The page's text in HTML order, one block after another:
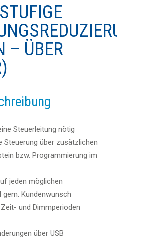
– ÜBER
Steuerleitung nötig
Steuerung über zusätzlichen
bzw. Programmierung im
jeden möglichen
gem. Kundenwunsch
und Dimmperioden
über USB